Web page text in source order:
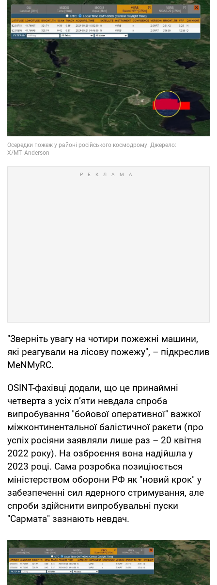
"Зверніть увагу на чотири пожежні машини,
які реагували на лісову пожежу", – підкреслив
MeNMyRC.
OSINT-фахівці додали, що це принаймні
четверта з усіх п’яти невдала спроба
випробування "бойової оперативної" важкої
міжконтинентальної балістичної ракети (про
успіх росіяни заявляли лише раз – 20 квітня
2022 року). На озброєння вона надійшла у
2023 році. Сама розробка позиціюється
міністерством оборони РФ як "новий крок" у
забезпеченні сил ядерного стримування, але
спроби здійснити випробувальні пуски
"Сармата" зазнають невдач.